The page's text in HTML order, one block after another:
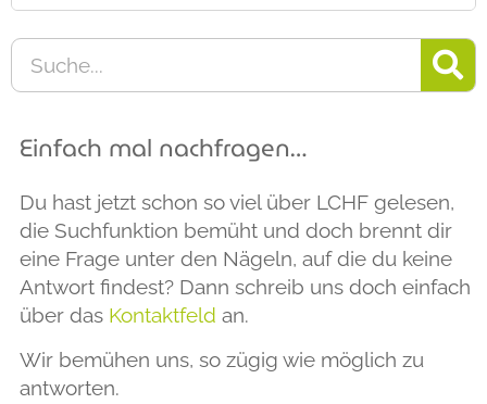
Einfach mal nachfragen…
Du hast jetzt schon so viel über LCHF gelesen,
die Suchfunktion bemüht und doch brennt dir
eine Frage unter den Nägeln, auf die du keine
Antwort findest? Dann schreib uns doch einfach
über das Kontaktfeld an.
Wir bemühen uns, so zügig wie möglich zu
antworten.